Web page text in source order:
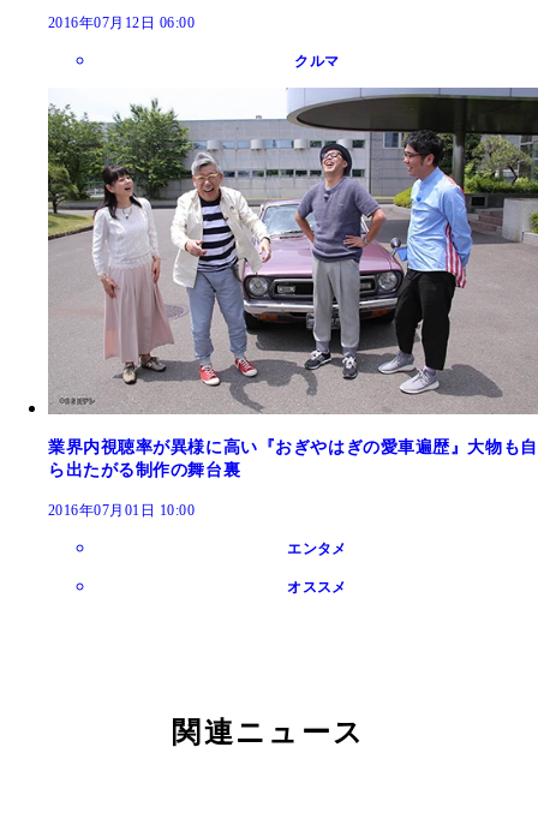
2016年07月12日 06:00
クルマ
業界内視聴率が異様に高い『おぎやはぎの愛車遍歴』大物も自
ら出たがる制作の舞台裏
2016年07月01日 10:00
エンタメ
オススメ
関連ニュース